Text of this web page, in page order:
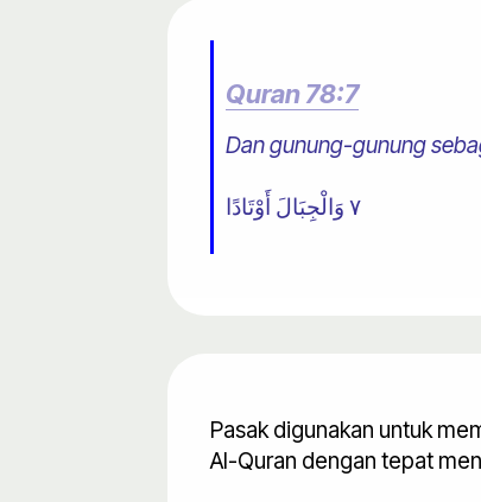
Quran 78:7
Dan gunung-gunung
٧ وَالْجِبَالَ أَوْتَادًا
Pasak digunakan untuk
Al-Quran dengan tepat